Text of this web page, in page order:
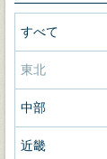
すべて
東北
中部
近畿